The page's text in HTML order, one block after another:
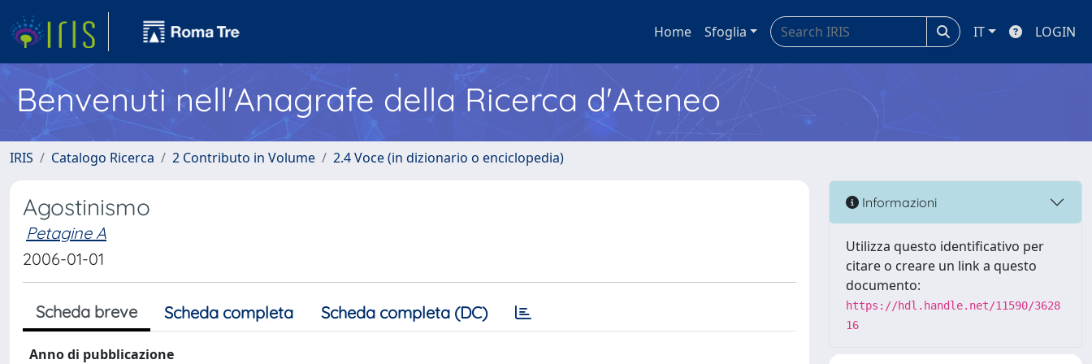
Home Sfoglia IT LOGIN
Benvenuti nell'Anagrafe della Ricerca d'Ateneo
IRIS Catalogo Ricerca 2 Contributo in Volume 2.4 Voce (in dizionario o enciclopedia)
Agostinismo
Petagine A
2006-01-01
Scheda breve Scheda completa Scheda completa (DC)
Anno di pubblicazione
Informazioni
Utilizza questo identificativo per
citare o creare un link a questo
documento:
https://hdl.handle.net/11590/3628
16